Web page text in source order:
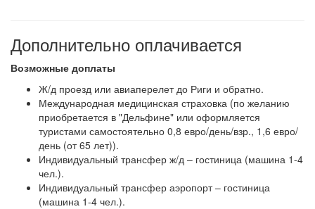
Дополнительно оплачивается
Возможные доплаты
Ж/д проезд или авиаперелет до Риги и обратно.
Международная медицинская страховка (по желанию
приобретается в "Дельфине" или оформляется
туристами самостоятельно 0,8 евро/день/взр., 1,6 евро/
день (от 65 лет)).
Индивидуальный трансфер ж/д – гостиница (машина 1-4
чел.).
Индивидуальный трансфер аэропорт – гостиница
(машина 1-4 чел.).